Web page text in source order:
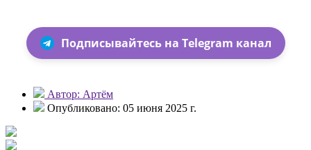
Подписывайтесь на Telegram канал
Автор: Артём
Опубликовано: 05 июня 2025 г.